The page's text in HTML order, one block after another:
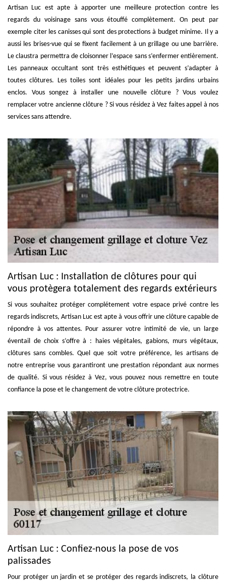
Artisan Luc est apte à apporter une meilleure protection contre les
regards du voisinage sans vous étouffé complètement. On peut par
exemple citer les canisses qui sont des protections à budget minime. Il y a
aussi les brises-vue qui se fixent facilement à un grillage ou une barrière.
Le claustra permettra de cloisonner l’espace sans s’enfermer entièrement.
Les panneaux occultant sont très esthétiques et peuvent s’adapter à
toutes clôtures. Les toiles sont idéales pour les petits jardins urbains
enclos. Vous songez à installer une nouvelle clôture ? Vous voulez
remplacer votre ancienne clôture ? Si vous résidez à Vez faites appel à nos
services sans attendre.
Artisan Luc : Installation de clôtures pour qui
vous protègera totalement des regards extérieurs
Si vous souhaitez protéger complétement votre espace privé contre les
regards indiscrets, Artisan Luc est apte à vous offrir une clôture capable de
répondre à vos attentes. Pour assurer votre intimité de vie, un large
éventail de choix s’offre à : haies végétales, gabions, murs végétaux,
clôtures sans combles. Quel que soit votre préférence, les artisans de
notre entreprise vous garantiront une prestation répondant aux normes
de qualité. Si vous résidez à Vez, vous pouvez nous remettre en toute
confiance la pose et le changement de votre clôture protectrice.
Artisan Luc : Confiez-nous la pose de vos
palissades
Pour protéger un jardin et se protéger des regards indiscrets, la clôture